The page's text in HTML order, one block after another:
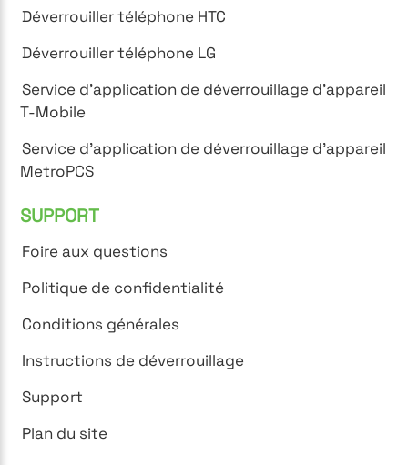
Déverrouiller téléphone HTC
Déverrouiller téléphone LG
Service d'application de déverrouillage d'appareil
T-Mobile
Service d'application de déverrouillage d'appareil
MetroPCS
SUPPORT
Foire aux questions
Politique de confidentialité
Conditions générales
Instructions de déverrouillage
Support
Plan du site